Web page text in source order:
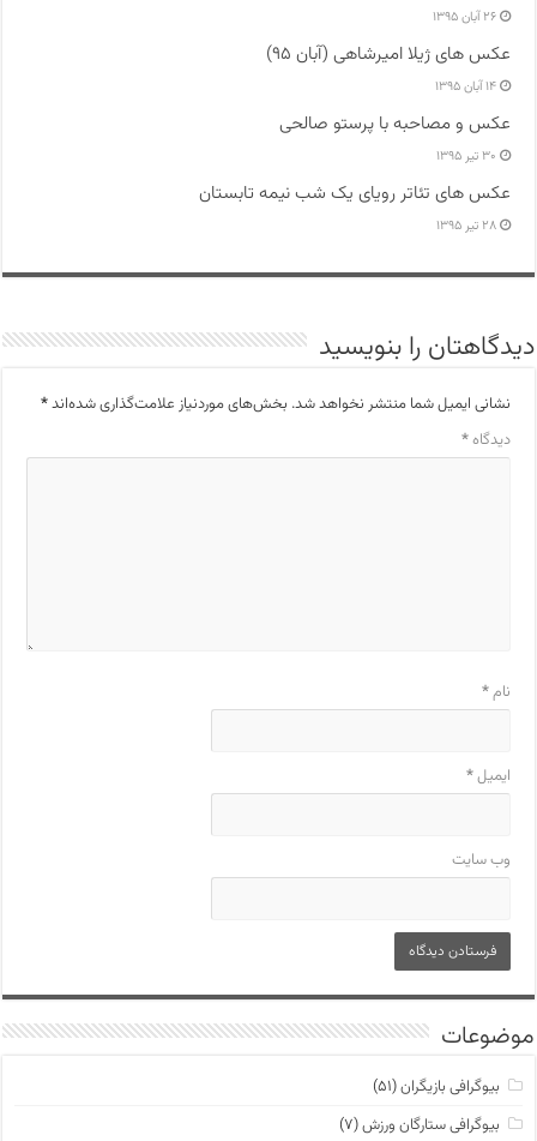
۲۶ آبان ۱۳۹۵
عکس های ژیلا امیرشاهی (آبان ۹۵)
۱۴ آبان ۱۳۹۵
عکس و مصاحبه با پرستو صالحی
۳۰ تیر ۱۳۹۵
عکس های تئاتر رویای یک شب نیمه تابستان
۲۸ تیر ۱۳۹۵
دیدگاهتان را بنویسید
نشانی ایمیل شما منتشر نخواهد شد. بخش‌های موردنیاز علامت‌گذاری شده‌اند*
دیدگاه*
نام*
ایمیل*
وب‌ سایت
موضوعات
بیوگرافی بازیگران(۵۱)
بیوگرافی ستارگان ورزش(۷)